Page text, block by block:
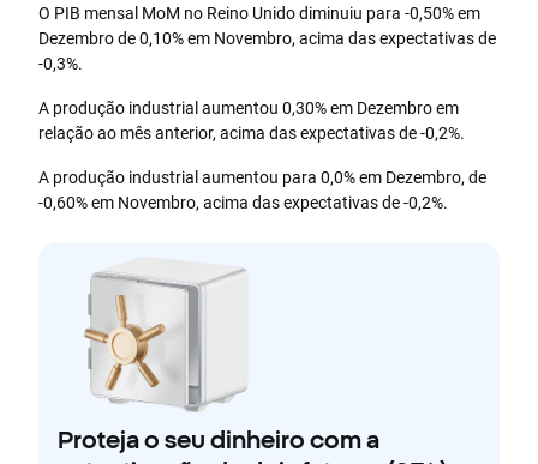
O PIB mensal MoM no Reino Unido diminuiu para -0,50% em
Dezembro de 0,10% em Novembro, acima das expectativas de
-0,3%.
A produção industrial aumentou 0,30% em Dezembro em
relação ao mês anterior, acima das expectativas de -0,2%.
A produção industrial aumentou para 0,0% em Dezembro, de
-0,60% em Novembro, acima das expectativas de -0,2%.
Proteja o seu dinheiro com a